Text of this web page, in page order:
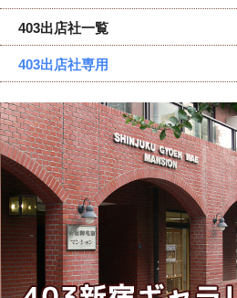
403出店社一覧
403出店社専用